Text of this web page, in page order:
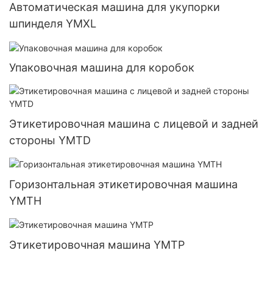
Автоматическая машина для укупорки
шпинделя YMXL
Упаковочная машина для коробок
Этикетировочная машина с лицевой и задней
стороны YMTD
Горизонтальная этикетировочная машина
YMTH
Этикетировочная машина YMTP